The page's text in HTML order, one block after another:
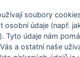
soubory
údaje (např.
Tyto údaje nám
a ostatní naše